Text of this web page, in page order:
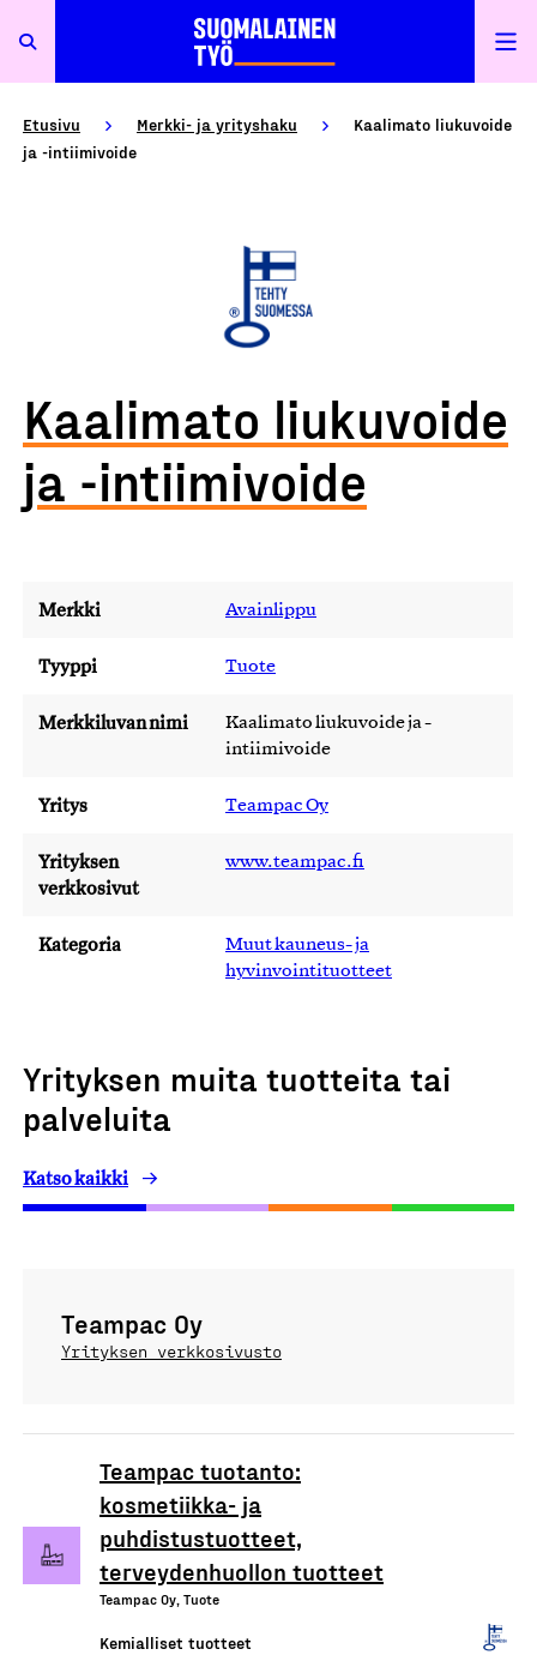
Etusivu Merkki- ja yrityshaku
Kaalimato liukuvoide
ja -intiimivoide
Kaalimato liukuvoide
ja -intiimivoide
Merkki Avainlippu
Tyyppi Tuote
Merkkiluvan nimi
Kaalimato liukuvoide ja -
intiimivoide
Yritys Teampac Oy
Yrityksen
verkkosivut
www.teampac.fi
Kategoria
Muut kauneus- ja
hyvinvointituotteet
Yrityksen muita tuotteita tai
palveluita
Katso kaikki
Teampac Oy
Yrityksen verkkosivusto
Teampac tuotanto:
kosmetiikka- ja
puhdistustuotteet,
terveydenhuollon tuotteet
Teampac Oy, Tuote
Kemialliset tuotteet